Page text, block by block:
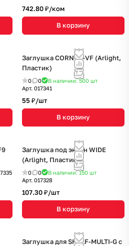
742.80 ₽/ком
В корзину
Заглушка CORNER-VF (Arlight,
Пластик)
0 0 В наличии: 500 шт
Арт. 017341
55 ₽/шт
В корзину
Заглушка под экран WIDE
(Arlight, Пластик)
0 0 В наличии: 150 шт
Арт. 017328
107.30 ₽/шт
В корзину
Заглушка для SHELF-MULTI-G с